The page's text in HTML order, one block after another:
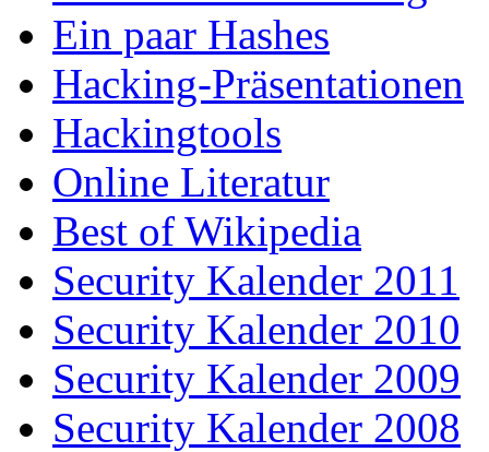
Ein paar Hashes
Hacking-Präsentationen
Hackingtools
Online Literatur
Best of Wikipedia
Security Kalender 2011
Security Kalender 2010
Security Kalender 2009
Security Kalender 2008